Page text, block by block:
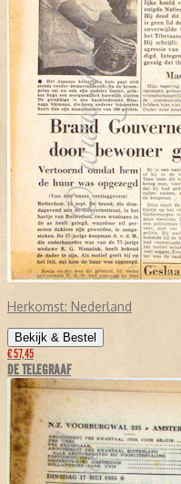
Herkomst: Nederland
Bekijk & Bestel
€ 57,45
DE TELEGRAAF